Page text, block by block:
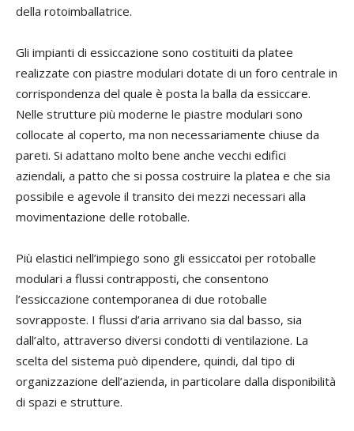
della rotoimballatrice.
Gli impianti di essiccazione sono costituiti da platee
realizzate con piastre modulari dotate di un foro centrale in
corrispondenza del quale è posta la balla da essiccare.
Nelle strutture più moderne le piastre modulari sono
collocate al coperto, ma non necessariamente chiuse da
pareti. Si adattano molto bene anche vecchi edifici
aziendali, a patto che si possa costruire la platea e che sia
possibile e agevole il transito dei mezzi necessari alla
movimentazione delle rotoballe.
Più elastici nell’impiego sono gli essiccatoi per rotoballe
modulari a flussi contrapposti, che consentono
l’essiccazione contemporanea di due rotoballe
sovrapposte. I flussi d’aria arrivano sia dal basso, sia
dall’alto, attraverso diversi condotti di ventilazione. La
scelta del sistema può dipendere, quindi, dal tipo di
organizzazione dell’azienda, in particolare dalla disponibilità
di spazi e strutture.